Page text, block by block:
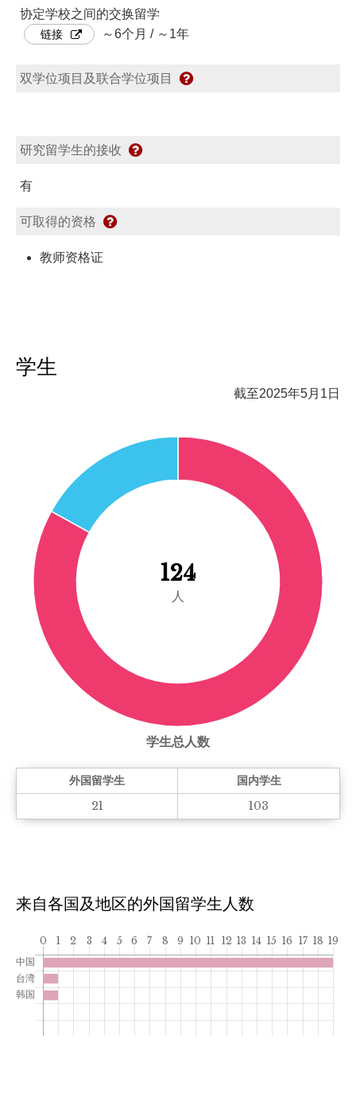
协定学校之间的交换留学
链接 ～6个月 / ～1年
双学位项目及联合学位项目
研究留学生的接收
有
可取得的资格
教师资格证
学生
截至2025年5月1日
124
人
学生总人数
外国留学生
国内学生
21
103
来自各国及地区的外国留学生人数